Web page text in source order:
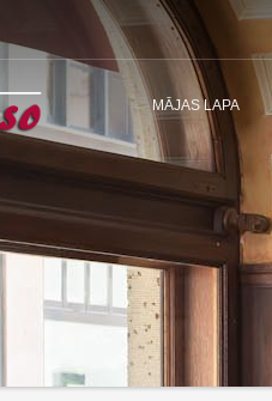
MĀJAS LAPA